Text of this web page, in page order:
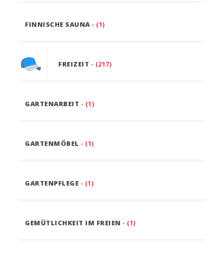
FINNISCHE SAUNA - (1)
FREIZEIT - (217)
GARTENARBEIT - (1)
GARTENMÖBEL - (1)
GARTENPFLEGE - (1)
GEMÜTLICHKEIT IM FREIEN - (1)